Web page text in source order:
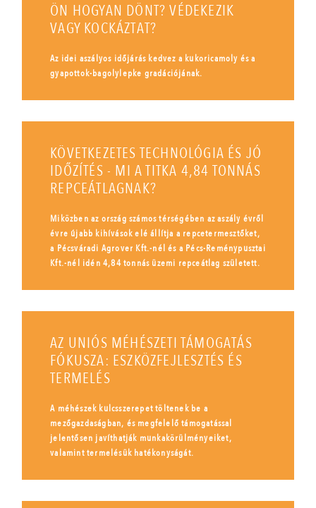
ÖN HOGYAN DÖNT? VÉDEKEZIK
VAGY KOCKÁZTAT?
Az idei aszályos időjárás kedvez a kukoricamoly és a
gyapottok-bagolylepke gradációjának.
KÖVETKEZETES TECHNOLÓGIA ÉS JÓ
IDŐZÍTÉS - MI A TITKA 4,84 TONNÁS
REPCEÁTLAGNAK?
Miközben az ország számos térségében az aszály évről
évre újabb kihívások elé állítja a repcetermesztőket,
a Pécsváradi Agrover Kft.-nél és a Pécs-Reménypusztai
Kft.-nél idén 4,84 tonnás üzemi repceátlag született.
AZ UNIÓS MÉHÉSZETI TÁMOGATÁS
FÓKUSZA: ESZKÖZFEJLESZTÉS ÉS
TERMELÉS
A méhészek kulcsszerepet töltenek be a
mezőgazdaságban, és megfelelő támogatással
jelentősen javíthatják munkakörülményeiket,
valamint termelésük hatékonyságát.